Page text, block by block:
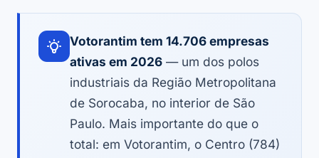
Votorantim tem 14.706 empresas
ativas em 2026 — um dos polos
industriais da Região Metropolitana
de Sorocaba, no interior de São
Paulo. Mais importante do que o
total: em Votorantim, o Centro (784)